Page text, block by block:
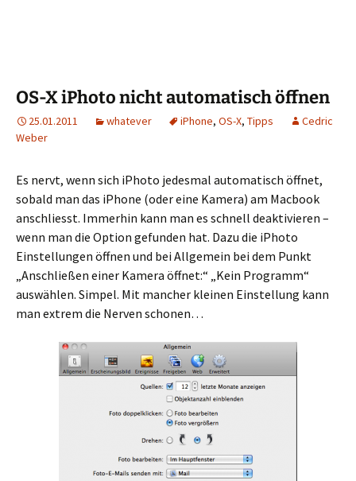
OS-X iPhoto nicht automatisch öffnen
25.01.2011 whatever iPhone, OS-X, Tipps
Cedric
Weber
Es nervt, wenn sich iPhoto jedesmal automatisch öffnet,
sobald man das iPhone (oder eine Kamera) am Macbook
anschliesst. Immerhin kann man es schnell deaktivieren –
wenn man die Option gefunden hat. Dazu die iPhoto
Einstellungen öffnen und bei Allgemein bei dem Punkt
„Anschließen einer Kamera öffnet:“ „Kein Programm“
auswählen. Simpel. Mit mancher kleinen Einstellung kann
man extrem die Nerven schonen…